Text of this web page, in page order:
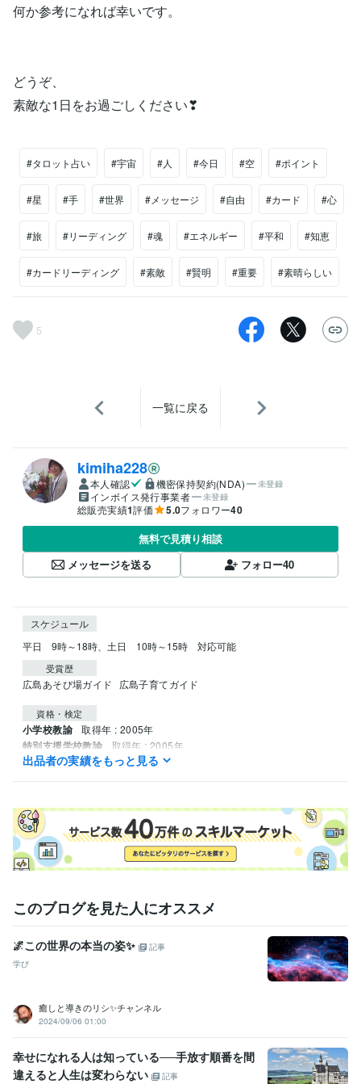
何か参考になれば幸いです。
どうぞ、
素敵な1日をお過ごしください❣
#タロット占い #宇宙 #人 #今日 #空 #ポイント
#星 #手 #世界 #メッセージ #自由 #カード #心
#旅 #リーディング #魂 #エネルギー #平和 #知恵
#カードリーディング #素敵 #賢明 #重要 #素晴らしい
5
一覧に戻る
kimiha228
本人確認 機密保持契約(NDA) 未登録
インボイス発行事業者 未登録
総販売実績1評価 5.0フォロワー40
無料で見積り相談
メッセージを送る
フォロー40
スケジュール
平日　9時～18時、土日　10時～15時　対応可能
受賞歴
広島あそび場ガイド 広島子育てガイド
資格・検定
小学校教諭 取得年 : 2005年
特別支援学校教諭 取得年 : 2005年
幼稚園教諭 取得年 : 2005年
司書教諭
出品者の実績をもっと見る
このブログを見た人にオススメ
🌌この世界の本当の姿✨
記事
学び
癒しと導きのリシ✨チャンネル
2024/09/06 01:00
幸せになれる人は知っている──手放す順番を間
違えると人生は変わらない
記事